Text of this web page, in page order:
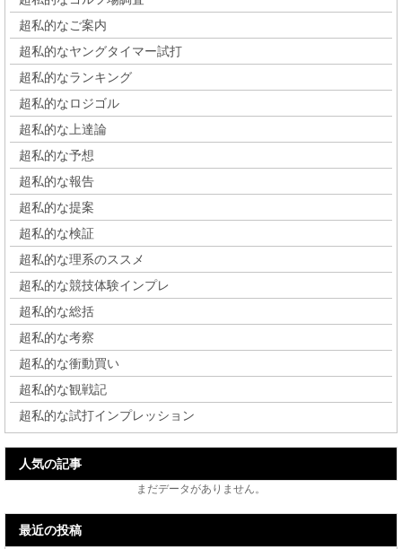
超私的なご案内
超私的なヤングタイマー試打
超私的なランキング
超私的なロジゴル
超私的な上達論
超私的な予想
超私的な報告
超私的な提案
超私的な検証
超私的な理系のススメ
超私的な競技体験インプレ
超私的な総括
超私的な考察
超私的な衝動買い
超私的な観戦記
超私的な試打インプレッション
人気の記事
まだデータがありません。
最近の投稿